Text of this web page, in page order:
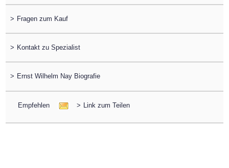
> Fragen zum Kauf
> Kontakt zu Spezialist
> Ernst Wilhelm Nay Biografie
Empfehlen > Link zum Teilen